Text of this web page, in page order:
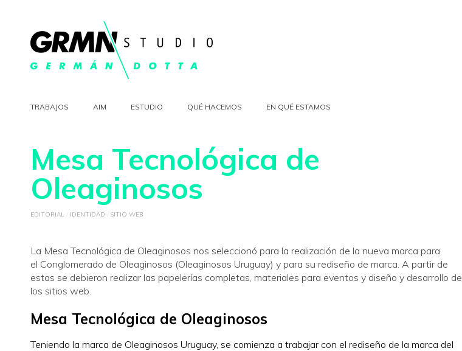
TRABAJOS AIM ESTUDIO QUÉ HACEMOS EN QUÉ ESTAMOS
Mesa Tecnológica de
Oleaginosos
EDITORIAL IDENTIDAD SITIO WEB
La Mesa Tecnológica de Oleaginosos nos seleccionó para la realización de la nueva marca para
el Conglomerado de Oleaginosos (Oleaginosos Uruguay) y para su rediseño de marca. A partir de
estas se debieron realizar las papelerías completas, materiales para eventos y diseño y desarrollo de
los sitios web.
Mesa Tecnológica de Oleaginosos
Teniendo la marca de Oleaginosos Uruguay, se comienza a trabajar con el rediseño de la marca del